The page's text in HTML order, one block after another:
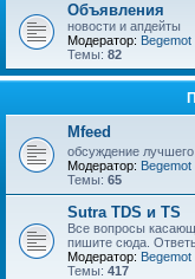
Объявления
новости и апдейты
Модератор: Begemot
Темы: 82
Mfeed
обсуждение
Модератор: Begemot
Темы: 65
Sutra TDS и TS
Все вопросы
пишите сюда.
Модератор: Begemot
Темы: 417